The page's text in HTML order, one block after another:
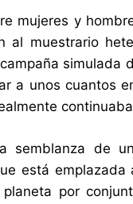
mujeres y
al muestrario
simulada
a unos cuantos
semblanza de
está
por